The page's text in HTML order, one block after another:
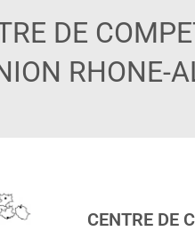
DE
RHONE-
CENTRE DE